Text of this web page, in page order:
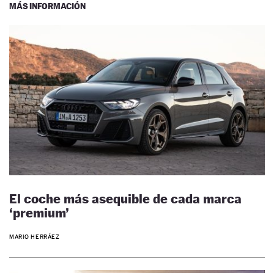
MÁS INFORMACIÓN
El coche más asequible de cada marca
‘premium’
MARIO HERRÁEZ